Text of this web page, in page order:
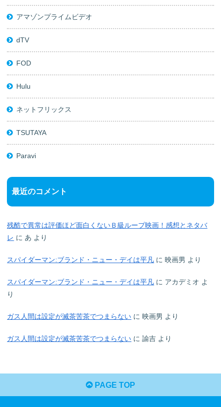
アマゾンプライムビデオ
dTV
FOD
Hulu
ネットフリックス
TSUTAYA
Paravi
最近のコメント
残酷で異常は評価ほど面白くないＢ級ループ映画！感想とネタバ
レ に あ より
スパイダーマン:ブランド・ニュー・デイは平凡 に映画男 より
スパイダーマン:ブランド・ニュー・デイは平凡 に アカデミオ よ
り
ガス人間は設定が滅茶苦茶でつまらない に映画男 より
ガス人間は設定が滅茶苦茶でつまらない に諭吉 より
PAGE TOP